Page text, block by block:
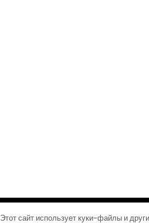
Этот сайт использует куки-файлы и